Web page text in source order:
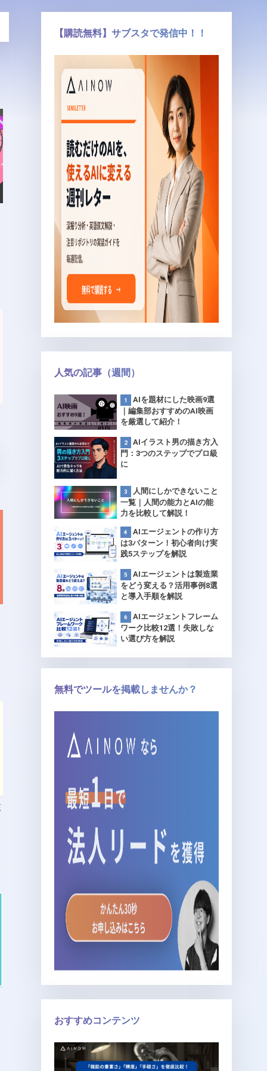
【購読無料】サブスタで発信中！！
人気の記事（週間）
AIを題材にした映画9選
｜編集部おすすめのAI映画
を厳選して紹介！
AIイラスト男の描き方入
門：3つのステップでプロ級
に
人間にしかできないこと
一覧｜人間の能力とAIの能
力を比較して解説！
AIエージェントの作り方
は3パターン！初心者向け実
践5ステップを解説
AIエージェントは製造業
をどう変える？活用事例8選
と導入手順を解説
AIエージェントフレーム
ワーク比較12選！失敗しな
い選び方を解説
無料でツールを掲載しませんか？
おすすめコンテンツ